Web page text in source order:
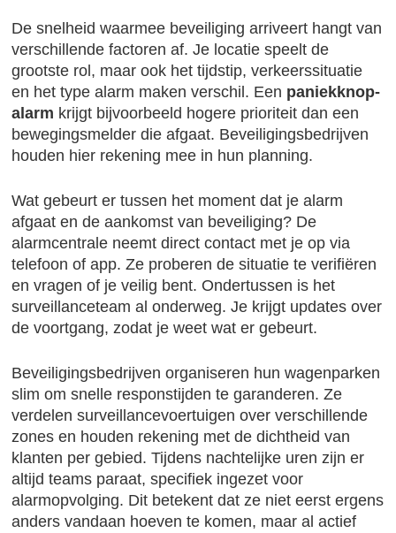
De snelheid waarmee beveiliging arriveert hangt van
verschillende factoren af. Je locatie speelt de
grootste rol, maar ook het tijdstip, verkeerssituatie
en het type alarm maken verschil. Een paniekknop-
alarm krijgt bijvoorbeeld hogere prioriteit dan een
bewegingsmelder die afgaat. Beveiligingsbedrijven
houden hier rekening mee in hun planning.
Wat gebeurt er tussen het moment dat je alarm
afgaat en de aankomst van beveiliging? De
alarmcentrale neemt direct contact met je op via
telefoon of app. Ze proberen de situatie te verifiëren
en vragen of je veilig bent. Ondertussen is het
surveillanceteam al onderweg. Je krijgt updates over
de voortgang, zodat je weet wat er gebeurt.
Beveiligingsbedrijven organiseren hun wagenparken
slim om snelle responstijden te garanderen. Ze
verdelen surveillancevoertuigen over verschillende
zones en houden rekening met de dichtheid van
klanten per gebied. Tijdens nachtelijke uren zijn er
altijd teams paraat, specifiek ingezet voor
alarmopvolging. Dit betekent dat ze niet eerst ergens
anders vandaan hoeven te komen, maar al actief